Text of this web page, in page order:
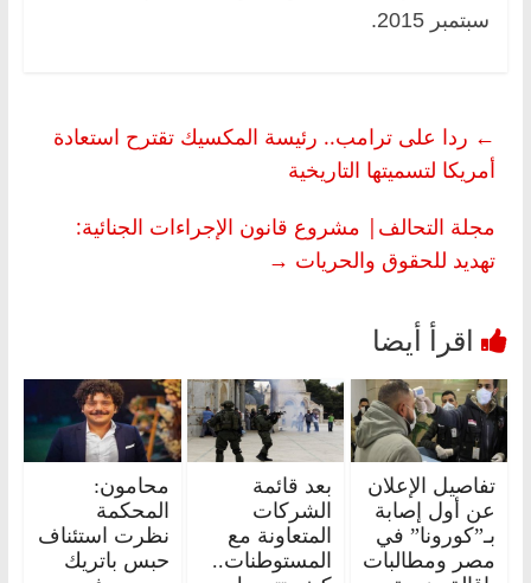
سبتمبر 2015.
← ردا على ترامب.. رئيسة المكسيك تقترح استعادة
أمريكا لتسميتها التاريخية
مجلة التحالف| مشروع قانون الإجراءات الجنائية:
تهديد للحقوق والحريات →
تفاصيل الإعلان
عن أول إصابة
بـ”كورونا” في
مصر ومطالبات
بعد قائمة
الشركات
المتعاونة مع
المستوطنات..
محامون:
المحكمة
نظرت استئناف
حبس باتريك